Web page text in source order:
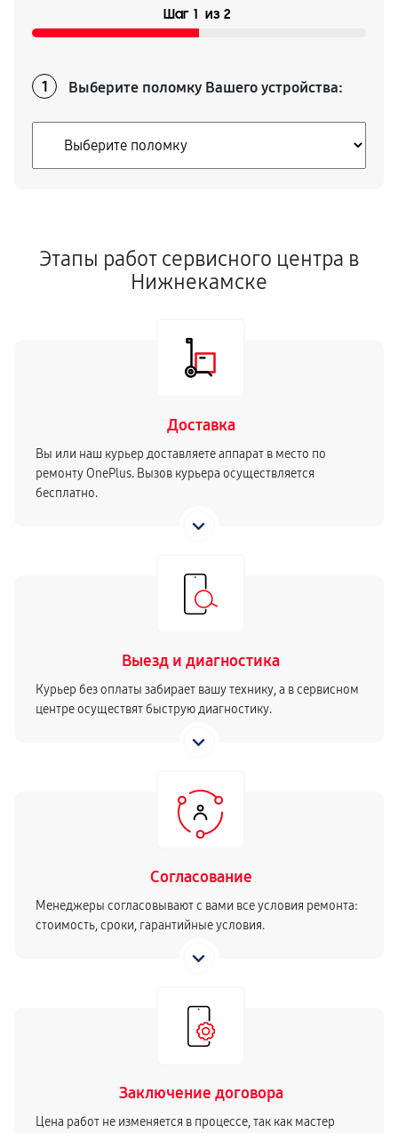
Шаг 1 из 2
1 Выберите поломку Вашего устройства:
Этапы работ сервисного центра в
Нижнекамске
Доставка
Вы или наш курьер доставляете аппарат в место по
ремонту OnePlus. Вызов курьера осуществляется
бесплатно.
Выезд и диагностика
Курьер без оплаты забирает вашу технику, а в сервисном
центре осуществят быструю диагностику.
Согласование
Менеджеры согласовывают с вами все условия ремонта:
стоимость, сроки, гарантийные условия.
Заключение договора
Цена работ не изменяется в процессе, так как мастер